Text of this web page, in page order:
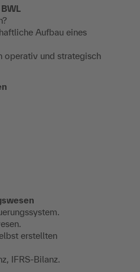
Aufbau eines
operativ und strategisch
erstellten
IFRS-Bilanz.